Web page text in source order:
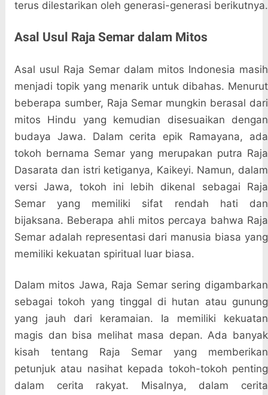
terus dilestarikan oleh generasi-generasi berikutnya.
Asal Usul Raja Semar dalam Mitos
Asal usul Raja Semar dalam mitos Indonesia masih
menjadi topik yang menarik untuk dibahas. Menurut
beberapa sumber, Raja Semar mungkin berasal dari
mitos Hindu yang kemudian disesuaikan dengan
budaya Jawa. Dalam cerita epik Ramayana, ada
tokoh bernama Semar yang merupakan putra Raja
Dasarata dan istri ketiganya, Kaikeyi. Namun, dalam
versi Jawa, tokoh ini lebih dikenal sebagai Raja
Semar yang memiliki sifat rendah hati dan
bijaksana. Beberapa ahli mitos percaya bahwa Raja
Semar adalah representasi dari manusia biasa yang
memiliki kekuatan spiritual luar biasa.
Dalam mitos Jawa, Raja Semar sering digambarkan
sebagai tokoh yang tinggal di hutan atau gunung
yang jauh dari keramaian. Ia memiliki kekuatan
magis dan bisa melihat masa depan. Ada banyak
kisah tentang Raja Semar yang memberikan
petunjuk atau nasihat kepada tokoh-tokoh penting
dalam cerita rakyat. Misalnya, dalam cerita